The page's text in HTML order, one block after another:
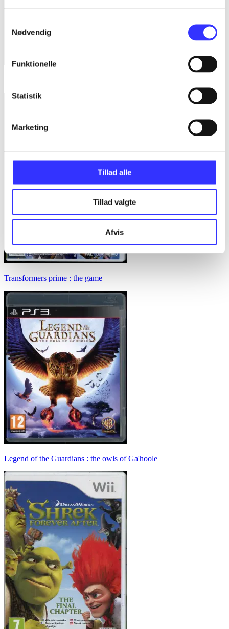
Nødvendig
Funktionelle
Statistik
Marketing
Tillad alle
Tillad valgte
Afvis
Transformers prime : the game
Legend of the Guardians : the owls of Ga'hoole